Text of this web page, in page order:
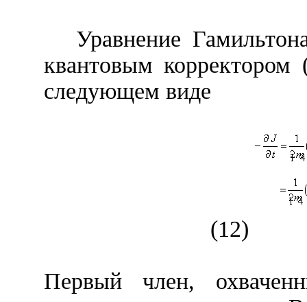
Уравнение
квантовым
следующем виде
(12)
Первый член,